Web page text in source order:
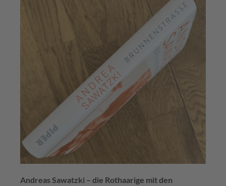
Andreas Sawatzki – die Rothaarige mit den